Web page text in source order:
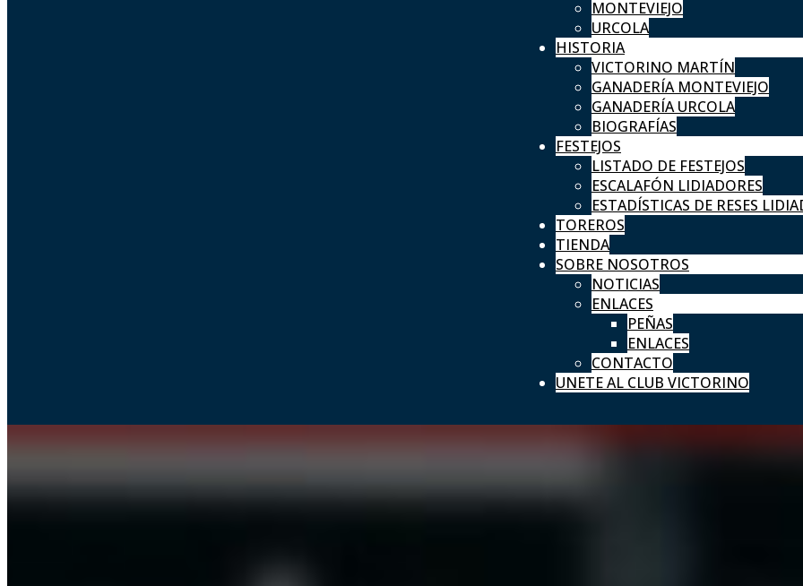
MONTEVIEJO
URCOLA
HISTORIA
VICTORINO MARTÍN
GANADERÍA MONTEVIEJO
GANADERÍA URCOLA
BIOGRAFÍAS
FESTEJOS
LISTADO DE FESTEJOS
ESCALAFÓN LIDIADORES
ESTADÍSTICAS DE RESES
TOREROS
TIENDA
SOBRE NOSOTROS
NOTICIAS
ENLACES
PEÑAS
ENLACES
CONTACTO
UNETE AL CLUB VICTORINO